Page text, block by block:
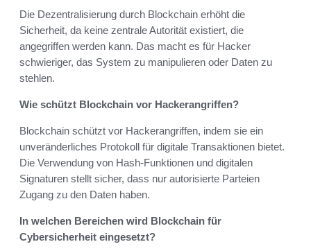
Die Dezentralisierung durch Blockchain erhöht die
Sicherheit, da keine zentrale Autorität existiert, die
angegriffen werden kann. Das macht es für Hacker
schwieriger, das System zu manipulieren oder Daten zu
stehlen.
Wie schützt Blockchain vor Hackerangriffen?
Blockchain schützt vor Hackerangriffen, indem sie ein
unveränderliches Protokoll für digitale Transaktionen bietet.
Die Verwendung von Hash-Funktionen und digitalen
Signaturen stellt sicher, dass nur autorisierte Parteien
Zugang zu den Daten haben.
In welchen Bereichen wird Blockchain für
Cybersicherheit eingesetzt?